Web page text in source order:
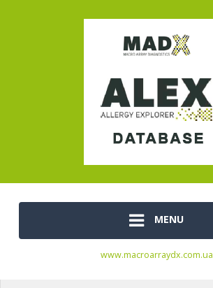
MENU
www.macroarraydx.com.ua